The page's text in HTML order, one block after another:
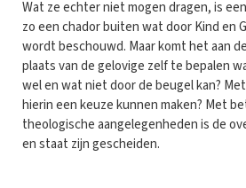
Wat ze echter niet mogen dragen, is
zo een chador buiten wat door Kind en
wordt beschouwd. Maar komt het aan
plaats van de gelovige zelf te bepalen
wel en wat niet door de beugel kan?
hierin een keuze kunnen maken? Met
theologische aangelegenheden is de
en staat zijn gescheiden.